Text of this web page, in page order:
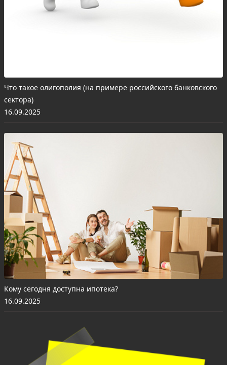
Что такое олигополия (на примере российского банковского
сектора)
16.09.2025
Кому сегодня доступна ипотека?
16.09.2025